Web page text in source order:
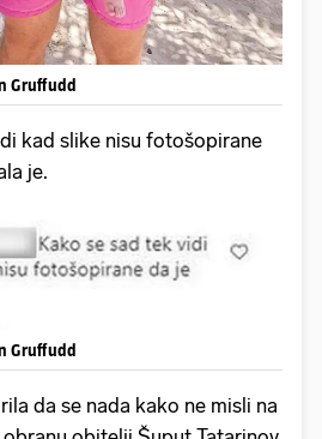
Gruffudd
kad slike nisu fotošopirane
je.
Gruffudd
da se nada kako ne misli na